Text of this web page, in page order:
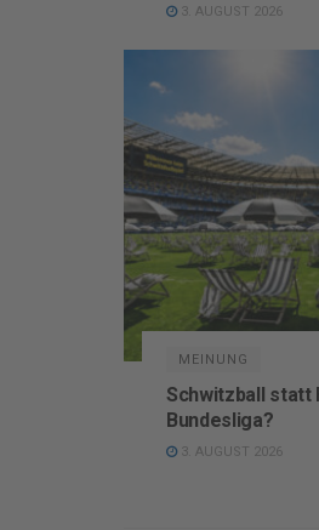
3. AUGUST 2026
MEINUNG
Schwitzball statt
Bundesliga?
3. AUGUST 2026